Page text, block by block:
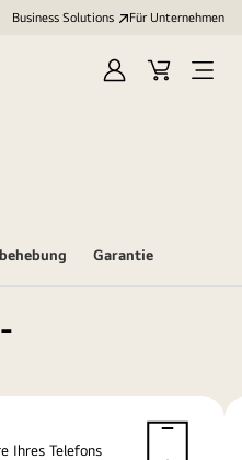
Business Solutions Für Unternehmen
Anmelden
Cart
Open
Garantie
Ihres Telefons